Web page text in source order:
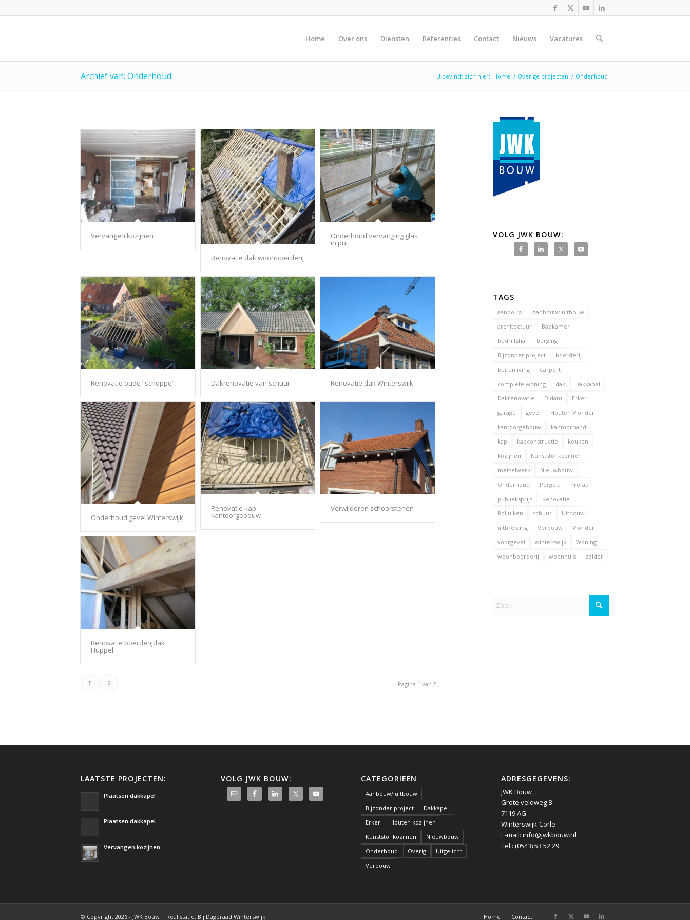
Home Over ons Diensten Referenties Contact Nieuws Vacatures
Archief van: Onderhoud U bevindt zich hier: Home / Overige projecten / Onderhoud
Vervangen kozijnen
Renovatie dak woonboerderij
Onderhoud vervanging glas
in pui
Renovatie oude “schoppe” Dakrenovatie van schuur Renovatie dak Winterswijk
Onderhoud gevel Winterswijk
Renovatie kap
kantoorgebouw
Verwijderen schoorstenen
Renovatie boerderijdak
Huppel
Pagina 1 van 2
1 2
VOLG JWK BOUW:
TAGS
aanbouw
Aanbouw/ uitbouw
architectuur
Badkamer
bedrijfshal
berging
Bijzonder project
boerderij
buitenliving
Carport
complete woning
dak
Dakkapel
Dakrenovatie
Didam
Erker
garage
gevel
Houten Vlonder
kantoorgebouw
kantoorpand
kap
kapconstructie
keuken
kozijnen
Kunststof kozijnen
metselwerk
Nieuwbouw
Onderhoud
Pergola
Prefab
publieksprijs
Renovatie
Rolluiken
schuur
Uitbouw
uitbreiding
Verbouw
Vlonder
voorgevel
winterswijk
Woning
woonboerderij
woonhuis zolder
LAATSTE PROJECTEN:
Plaatsen dakkapel
Plaatsen dakkapel
Vervangen kozijnen
VOLG JWK BOUW: CATEGORIEËN
Aanbouw/ uitbouw
Bijzonder project
Dakkapel
Erker
Houten kozijnen
Kunststof kozijnen
Nieuwbouw
Onderhoud
Overig
Uitgelicht
Verbouw
ADRESGEGEVENS:
JWK Bouw
Grote veldweg 8
7119 AG
Winterswijk-Corle
E-mail: info@jwkbouw.nl
Tel.: (0543) 53 52 29
© Copyright 2026 - JWK Bouw | Realistatie: Bij Dageraad Winterswijk. Home Contact